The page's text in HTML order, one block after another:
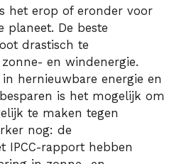
het erop of eronder voor
planeet. De beste
drastisch te
en windenergie.
hernieuwbare energie en
is het mogelijk om
te maken tegen
nog: de
IPCC-rapport hebben